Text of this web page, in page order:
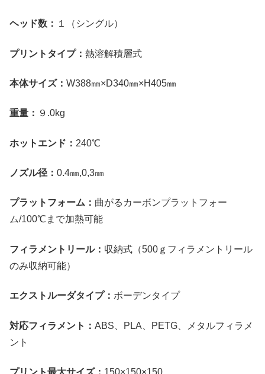
ヘッド数： １（シングル）
プリントタイプ： 熱溶解積層式
本体サイズ： W388㎜×D340㎜×H405㎜
重量： ９.0kg
ホットエンド： 240℃
ノズル径： 0.4㎜,0,3㎜
プラットフォーム： 曲がるカーボンプラットフォー
ム/100℃まで加熱可能
フィラメントリール： 収納式（500ｇフィラメントリール
のみ収納可能）
エクストルーダタイプ： ボーデンタイプ
対応フィラメント： ABS、PLA、PETG、メタルフィラメ
ント
プリント最大サイズ： 150×150×150